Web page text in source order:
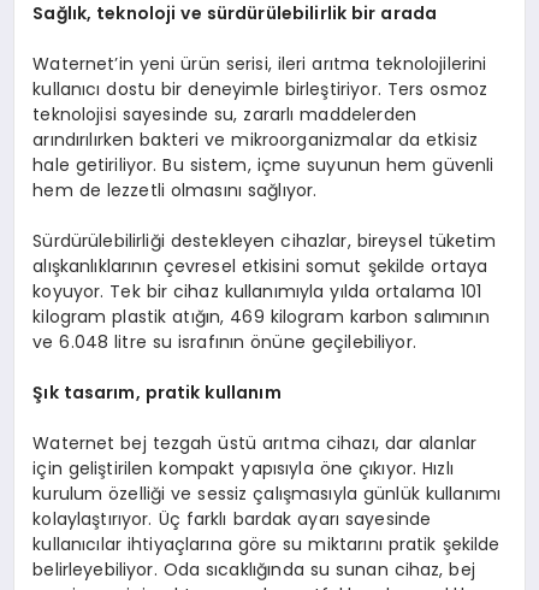
Sağlık, teknoloji ve sürdürülebilirlik bir arada
Waternet’in yeni ürün serisi, ileri arıtma teknolojilerini
kullanıcı dostu bir deneyimle birleştiriyor. Ters osmoz
teknolojisi sayesinde su, zararlı maddelerden
arındırılırken bakteri ve mikroorganizmalar da etkisiz
hale getiriliyor. Bu sistem, içme suyunun hem güvenli
hem de lezzetli olmasını sağlıyor.
Sürdürülebilirliği destekleyen cihazlar, bireysel tüketim
alışkanlıklarının çevresel etkisini somut şekilde ortaya
koyuyor. Tek bir cihaz kullanımıyla yılda ortalama 101
kilogram plastik atığın, 469 kilogram karbon salımının
ve 6.048 litre su israfının önüne geçilebiliyor.
Şık tasarım, pratik kullanım
Waternet bej tezgah üstü arıtma cihazı, dar alanlar
için geliştirilen kompakt yapısıyla öne çıkıyor. Hızlı
kurulum özelliği ve sessiz çalışmasıyla günlük kullanımı
kolaylaştırıyor. Üç farklı bardak ayarı sayesinde
kullanıcılar ihtiyaçlarına göre su miktarını pratik şekilde
belirleyebiliyor. Oda sıcaklığında su sunan cihaz, bej